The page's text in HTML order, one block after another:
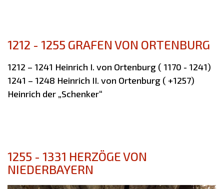
1212 - 1255 GRAFEN VON ORTENBURG
1212 – 1241 Heinrich I. von Ortenburg ( 1170 - 1241)
1241 – 1248 Heinrich II. von Ortenburg ( +1257)
Heinrich der „Schenker“
1255 - 1331 HERZÖGE VON
NIEDERBAYERN